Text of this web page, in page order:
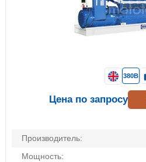
Производитель:
Мощность:
380В
Цена по запросу